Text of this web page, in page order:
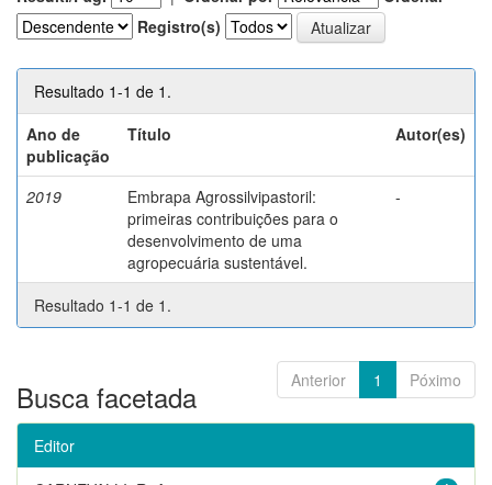
Registro(s)
Resultado 1-1 de 1.
Ano de
publicação
Título Autor(es)
2019
Embrapa Agrossilvipastoril:
primeiras contribuições para o
desenvolvimento de uma
agropecuária sustentável.
-
Resultado 1-1 de 1.
Anterior 1 Póximo
Busca facetada
Editor